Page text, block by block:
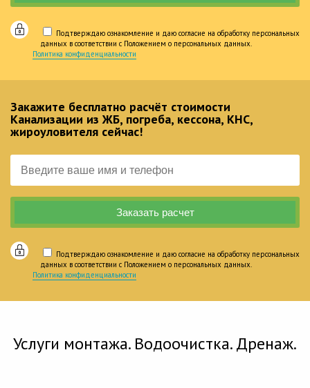
Подтверждаю ознакомление и даю согласие на обработку персональных
данных в соответствии с Положением о персональных данных.
Политика конфиденциальности
Закажите бесплатно расчёт стоимости
Канализации из ЖБ, погреба, кессона, КНС,
жироуловителя сейчас!
Подтверждаю ознакомление и даю согласие на обработку персональных
данных в соответствии с Положением о персональных данных.
Политика конфиденциальности
Услуги монтажа. Водоочистка. Дренаж.